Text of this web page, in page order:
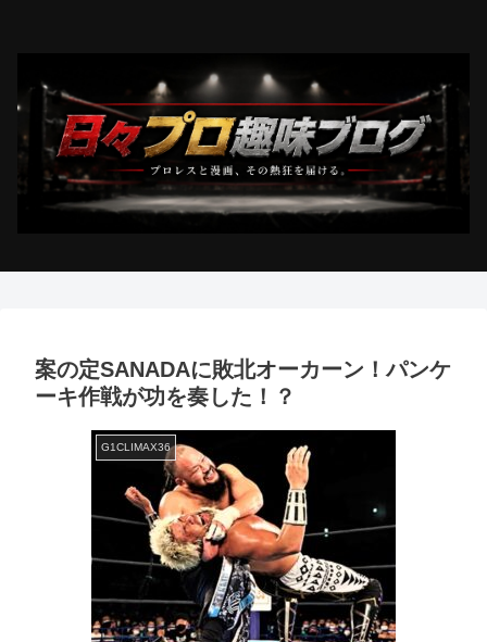
案の定SANADAに敗北オーカーン！パンケ
ーキ作戦が功を奏した！？
G1CLIMAX36